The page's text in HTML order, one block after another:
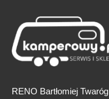
RENO Bartłomiej Twaróg